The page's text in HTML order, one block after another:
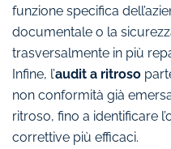
funzione specifica
documentale o la
trasversalmente in più
Infine, l’audit a ritroso
non conformità già
ritroso, fino a identificare
correttive più efficaci.